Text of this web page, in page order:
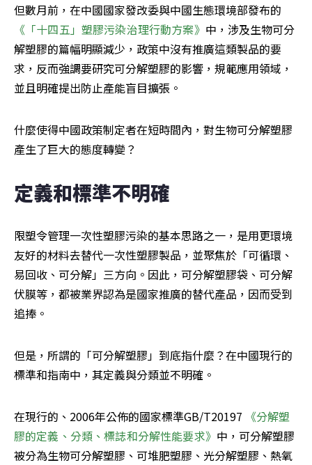
但數月前，在中國國家發改委與中國生態環境部發布的
《「十四五」塑膠污染治理行動方案》 中，涉及生物可分
解塑膠的篇幅明顯減少，政策中沒有推廣這類製品的要
求，反而強調要研究可分解塑膠的影響，規範應用領域，
並且明確提出防止產能盲目擴張。
什麼使得中國政策制定者在短時間內，對生物可分解塑膠
產生了巨大的態度轉變？
定義和標準不明確
限塑令管理一次性塑膠污染的基本思路之一，是用更環境
友好的材料去替代一次性塑膠製品，並聚焦於「可循環、
易回收、可分解」三方向。因此，可分解塑膠袋、可分解
伏膜等，都被業界認為是國家推廣的替代產品，因而受到
追捧。
但是，所謂的「可分解塑膠」到底指什麼？在中國現行的
標準和指南中，其定義與分類並不明確。
在現行的、2006年公佈的國家標準GB/T20197 《分解塑
膠的定義、分類、標誌和分解性能要求》 中，可分解塑膠
被分為生物可分解塑膠、可堆肥塑膠、光分解塑膠、熱氧